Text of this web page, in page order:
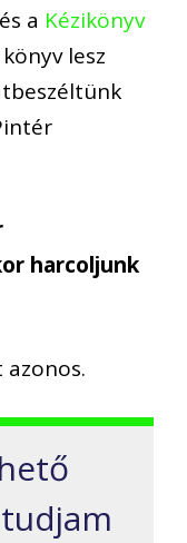
a Kézikönyv
lesz
harcoljunk
azonos.